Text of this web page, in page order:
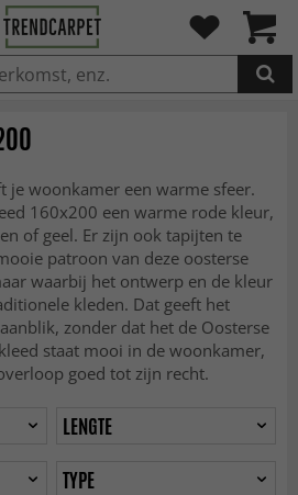
GELEGD
je woonkamer een warme sfeer.
160x200 een warme rode kleur,
of geel. Er zijn ook tapijten te
patroon van deze oosterse
waarbij het ontwerp en de kleur
kleden. Dat geeft het
zonder dat het de Oosterse
staat mooi in de woonkamer,
goed tot zijn recht.
LENGTE
TYPE